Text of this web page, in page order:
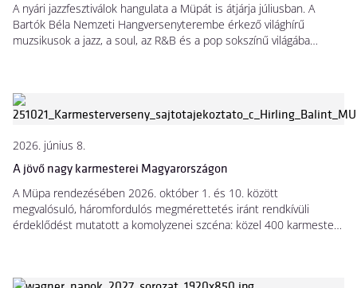
A nyári jazzfesztiválok hangulata a Müpát is átjárja júliusban. A
Bartók Béla Nemzeti Hangversenyterembe érkező világhírű
muzsikusok a jazz, a soul, az R&B és a pop sokszínű világába
Washington előtt tisztelgő produkciójával, Corinne Bailey Rae pedig
pályafutásának legmeghatározóbb dalaival készül első budapesti
2026. június 8.
A jövő nagy karmesterei Magyarországon
A Müpa rendezésében 2026. október 1. és 10. között
megvalósuló, háromfordulós megmérettetés iránt rendkívüli
érdeklődést mutatott a komolyzenei szcéna: közel 400 karmester